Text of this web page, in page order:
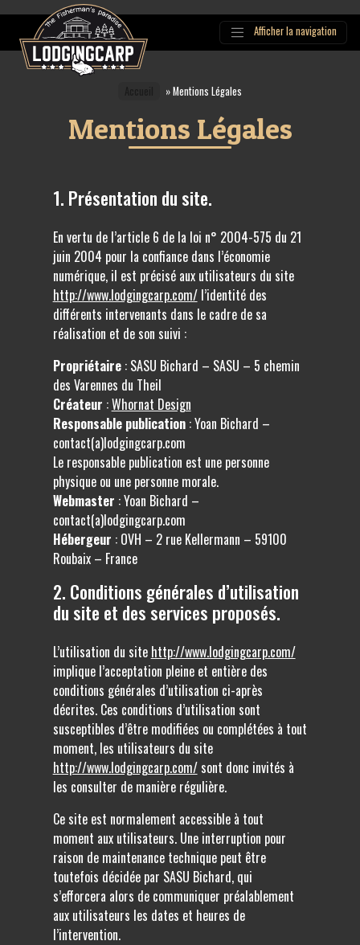
Main
Navigation
Afficher la navigation
»Mentions Légales
Mentions Légales
1. Présentation du site.
En vertu de l’article 6 de la loi n° 2004-575 du 21
juin 2004 pour la confiance dans l’économie
numérique, il est précisé aux utilisateurs du site
http://www.lodgingcarp.com/l’identité des
différents intervenants dans le cadre de sa
réalisation et de son suivi :
Propriétaire: SASU Bichard – SASU – 5 chemin
des Varennes du Theil
Créateur :Whornat Design
Responsable publication: Yoan Bichard –
contact(a)lodgingcarp.com
Le responsable publication est une personne
physique ou une personne morale.
Webmaster : Yoan Bichard –
contact(a)lodgingcarp.com
Hébergeur : OVH – 2 rue Kellermann – 59100
Roubaix – France
2. Conditions générales d’utilisation
du site et des services proposés.
L’utilisation du site http://www.lodgingcarp.com/
implique l’acceptation pleine et entière des
conditions générales d’utilisation ci-après
décrites. Ces conditions d’utilisation sont
susceptibles d’être modifiées ou complétées à tout
moment, les utilisateurs du site
http://www.lodgingcarp.com/sont donc invités à
les consulter de manière régulière.
Ce site est normalement accessible à tout
moment aux utilisateurs. Une interruption pour
raison de maintenance technique peut être
toutefois décidée par SASU Bichard, qui
s’efforcera alors de communiquer préalablement
aux utilisateurs les dates et heures de
l’intervention.